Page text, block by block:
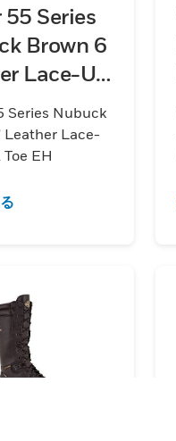
Series
Brown 6
Lace-Up
EH
Series Nubuck
Leather Lace-
EH